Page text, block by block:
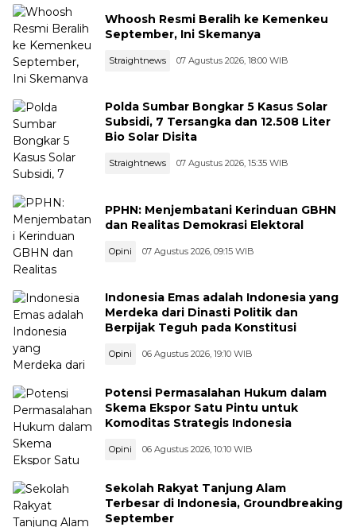
Whoosh Resmi Beralih ke Kemenkeu
September, Ini Skemanya
Straightnews 07 Agustus 2026, 18:00 WIB
Polda Sumbar Bongkar 5 Kasus Solar
Subsidi, 7 Tersangka dan 12.508 Liter
Bio Solar Disita
Straightnews 07 Agustus 2026, 15:35 WIB
PPHN: Menjembatani Kerinduan GBHN
dan Realitas Demokrasi Elektoral
Opini 07 Agustus 2026, 09:15 WIB
Indonesia Emas adalah Indonesia yang
Merdeka dari Dinasti Politik dan
Berpijak Teguh pada Konstitusi
Opini 06 Agustus 2026, 19:10 WIB
Potensi Permasalahan Hukum dalam
Skema Ekspor Satu Pintu untuk
Komoditas Strategis Indonesia
Opini 06 Agustus 2026, 10:10 WIB
Sekolah Rakyat Tanjung Alam
Terbesar di Indonesia, Groundbreaking
September